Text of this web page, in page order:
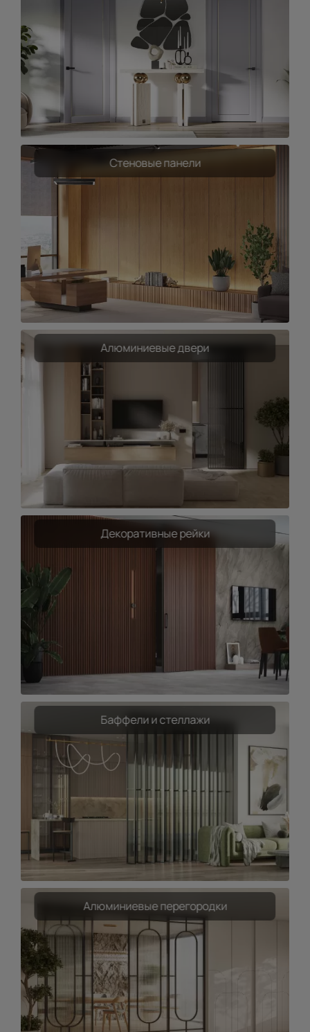
Стеновые панели
Алюминиевые двери
Декоративные рейки
Баффели и стеллажи
Алюминиевые перегородки